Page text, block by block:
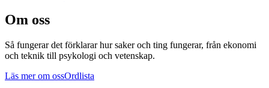
Om oss
Så fungerar det förklarar hur saker och ting fungerar, från ekonomi
och teknik till psykologi och vetenskap.
Läs mer om ossOrdlista